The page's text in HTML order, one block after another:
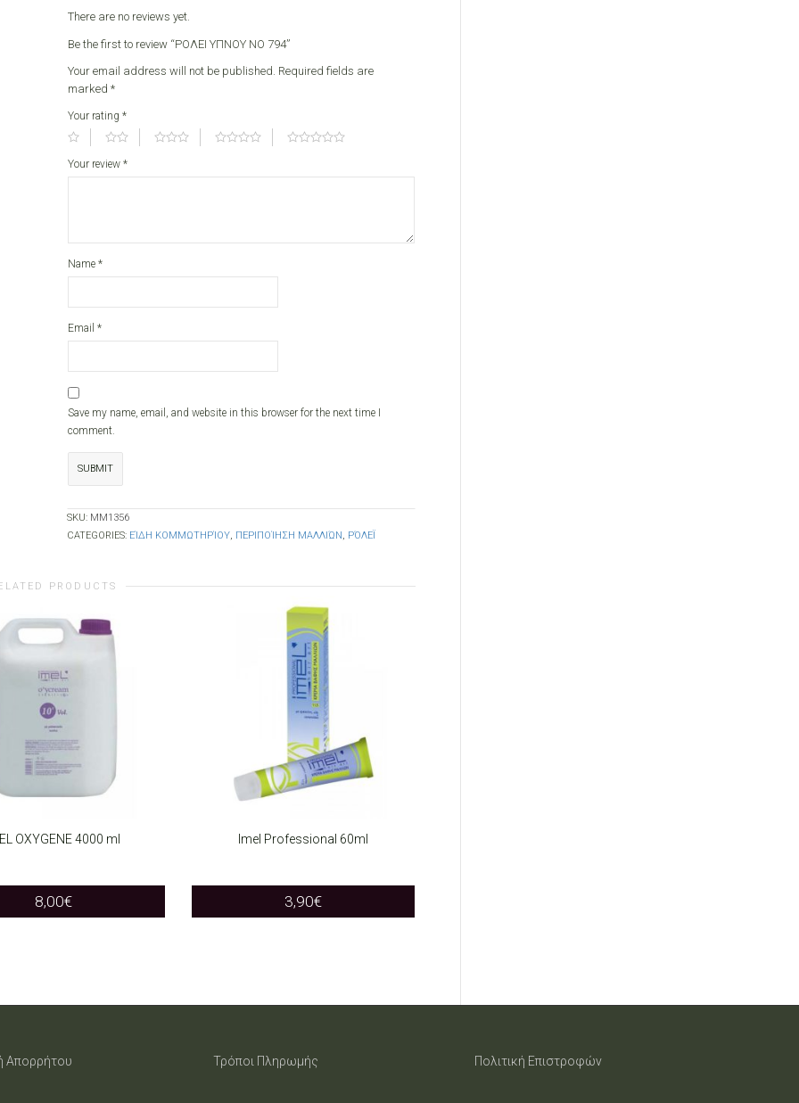
There are no reviews yet.
Be the first to review “ΡΟΛΕΙ ΥΠΝΟΥ ΝΟ 794”
Your email address will not be published. Required fields are
marked *
Your rating *
Your review *
Name *
Email *
Save my name, email, and website in this browser for the next time I
comment.
SKU: ΜΜ1356
CATEGORIES: ΕΊΔΗ ΚΟΜΜΩΤΗΡΊΟΥ, ΠΕΡΙΠΟΊΗΣΗ ΜΑΛΛΙΏΝ , ΡΌΛΕΪ
PRODUCTS
OXYGENE 4000 ml
8,00€
Imel Professional 60ml
3,90€
Απορρήτου Τρόποι Πληρωμής Πολιτική Επιστροφών